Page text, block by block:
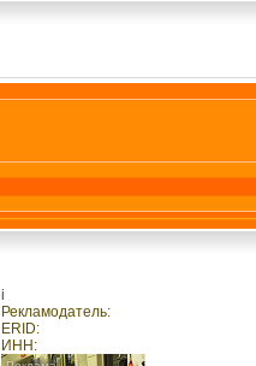
i
Рекламодатель:
ERID:
ИНН: